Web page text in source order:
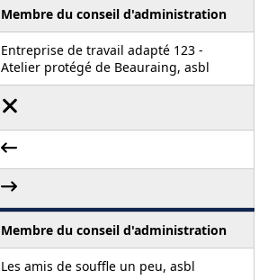
Membre du conseil d'administration
Entreprise de travail adapté 123 -
Atelier protégé de Beauraing, asbl
Membre du conseil d'administration
Les amis de souffle un peu, asbl